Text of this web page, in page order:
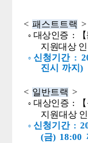
< 패스트트랙 >
◦ 대상인증 : 【
지원대상
◦ 신청기간 :
진시
까지 )
< 일반트랙 >
◦ 대상인증 : 【
지원대상
◦ 신청기간 :
(금) 18:00